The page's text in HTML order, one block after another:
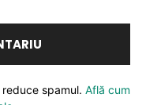
spamul. Află cum